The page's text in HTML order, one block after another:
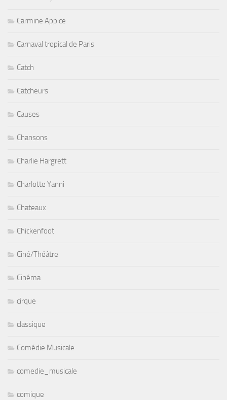
Carmine Appice
Carnaval tropical de Paris
Catch
Catcheurs
Causes
Chansons
Charlie Hargrett
Charlotte Yanni
Chateaux
Chickenfoot
Ciné/Théâtre
Cinéma
cirque
classique
Comédie Musicale
comedie_musicale
comique